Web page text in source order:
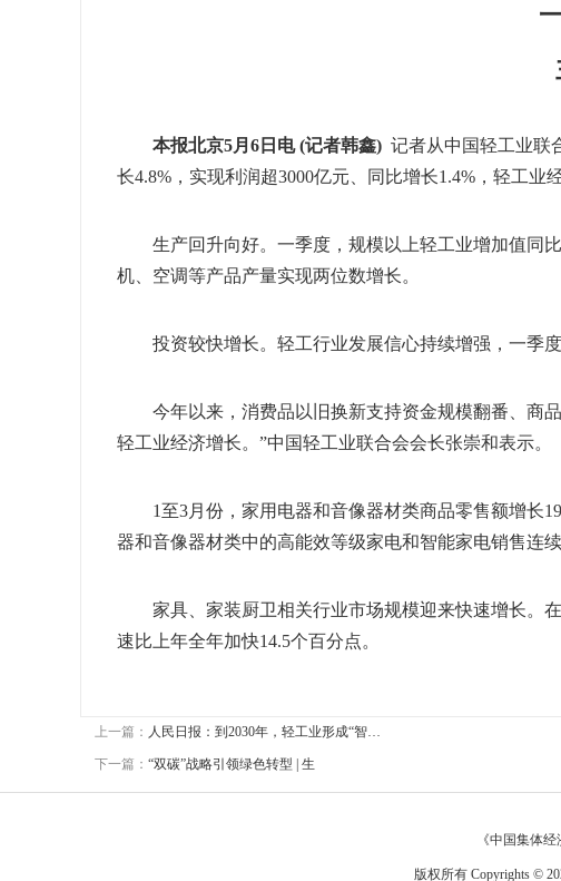
一
主
本报北京5月6日电 (记者韩鑫) 记者从中国轻工业联
长4.8%，实现利润超3000亿元、同比增长1.4%，轻工业
生产回升向好。一季度，规模以上轻工业增加值同比
机、空调等产品产量实现两位数增长。
投资较快增长。轻工行业发展信心持续增强，一季度
今年以来，消费品以旧换新支持资金规模翻番、商品
轻工业经济增长。”中国轻工业联合会会长张崇和表示。
1至3月份，家用电器和音像器材类商品零售额增长
器和音像器材类中的高能效等级家电和智能家电销售连
家具、家装厨卫相关行业市场规模迎来快速增长。在
速比上年全年加快14.5个百分点。
上一篇： 人民日报：到2030年，轻工业形成“智…
下一篇： “双碳”战略引领绿色转型 | 生
《中国集体经
版权所有 Copyrights ©